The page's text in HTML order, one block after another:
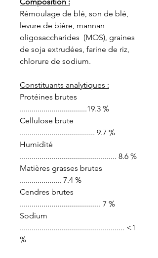
Rémoulage de blé, son de blé,
levure de bière, mannan
oligosaccharides (MOS), graines
de soja extrudées, farine de riz,
chlorure de sodium.
Constituants analytiques :
Protéines brutes
..................................19.3 %
Cellulose brute
...................................... 9.7 %
Humidité
................................................. 8.6 %
Matières grasses brutes
..................... 7.4 %
Cendres brutes
......................................... 7 %
Sodium
..................................................... <1
%